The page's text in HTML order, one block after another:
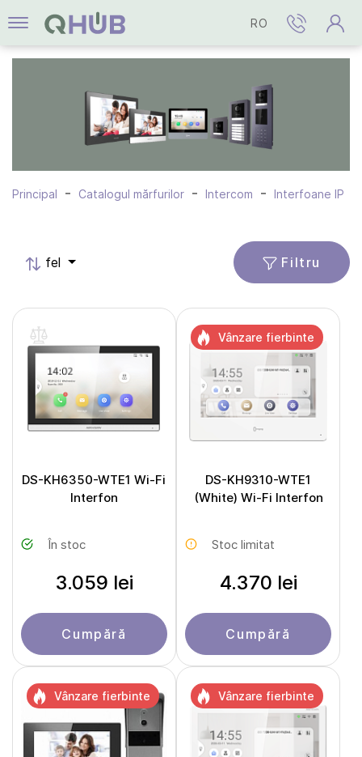
RO
Principal Catalogul mărfurilor Intercom Interfoane IP
fel Filtru
DS-KH6350-WTE1 Wi-Fi
Interfon
În stoc
3.059 lei
Cumpără
DS-KH9310-WTE1
(White) Wi-Fi Interfon
Stoc limitat
4.370 lei
Cumpără
Vânzare fierbinte
Vânzare fierbinte Vânzare fierbinte